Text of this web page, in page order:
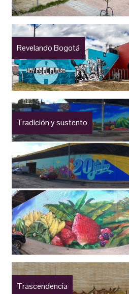
Revelando Bogotá
Tradición y sustento
Trascendencia